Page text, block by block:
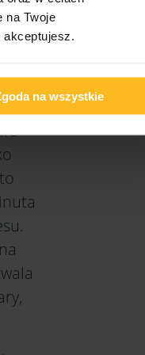
na Twoje
na wszystkie